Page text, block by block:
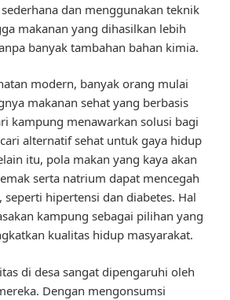
dan menggunakan teknik
makanan yang dihasilkan lebih
banyak tambahan bahan kimia.
modern, banyak orang mulai
makanan sehat yang berbasis
kampung menawarkan solusi bagi
alternatif sehat untuk gaya hidup
itu, pola makan yang kaya akan
serta natrium dapat mencegah
seperti hipertensi dan diabetes. Hal
kampung sebagai pilihan yang
kualitas hidup masyarakat.
di desa sangat dipengaruhi oleh
Dengan mengonsumsi